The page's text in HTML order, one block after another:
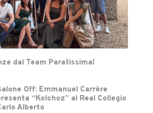
dal Team Paratissima!
Off: Emmanuel Carrère
“Kolchoz” al Real Collegio
Alberto